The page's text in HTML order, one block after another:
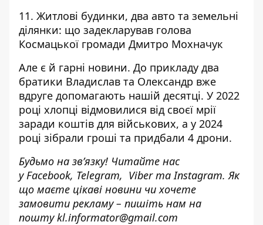
11. Житлові будинки, два авто та земельні
ділянки: що задекларував голова
Космацької громади Дмитро Мохначук
Але є й гарні новини. До прикладу два
братики Владислав та Олександр вже
вдруге допомагають нашій десятці. У 2022
році хлопці відмовилися від своєї мрії
заради коштів для військових, а у 2024
році зібрали гроші та придбали 4 дрони.
Будьмо на зв’язку! Читайте нас
уFacebook, Telegram, ViberтаInstagram. Як
що маєте цікаві новини чи хочете
замовити рекламу – пишіть нам на
поштуkl.informator@gmail.com